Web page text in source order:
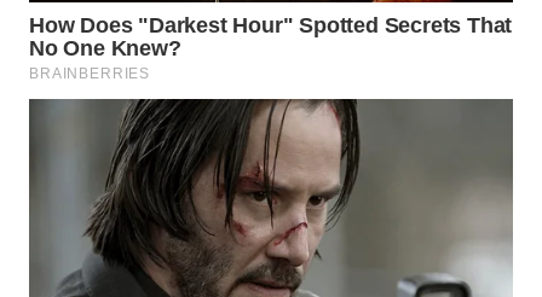
CIANJUR
WN
KEPULAUAN
SERIBU
WN
TANGERANG
WN